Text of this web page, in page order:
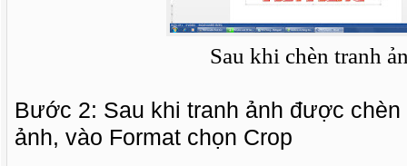
Sau khi chèn tranh
Bước 2: Sau khi tranh ảnh được chèn
ảnh, vào Format chọn Crop